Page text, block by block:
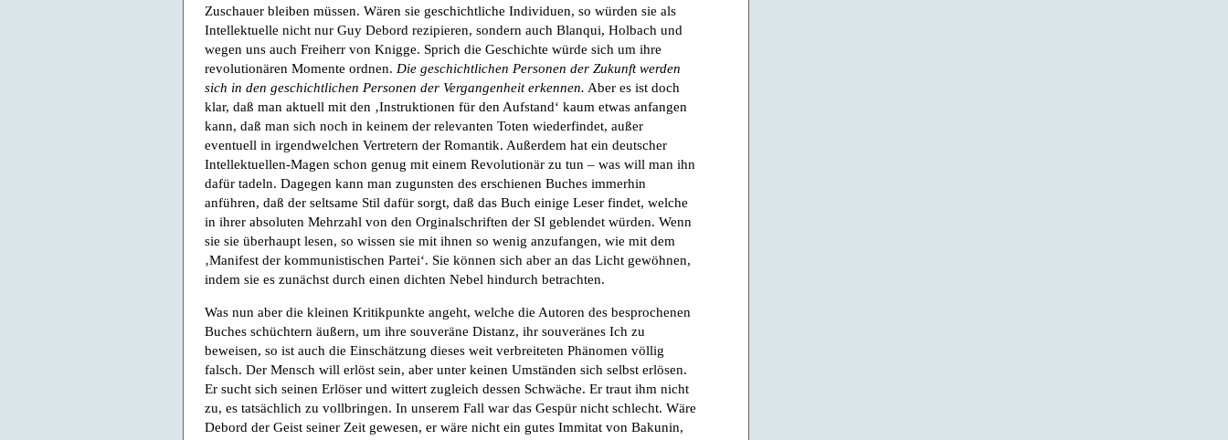
Zuschauer bleiben müssen. Wären sie geschichtliche Individuen, so würden sie als
Intellektuelle nicht nur Guy Debord rezipieren, sondern auch Blanqui, Holbach und
wegen uns auch Freiherr von Knigge. Sprich die Geschichte würde sich um ihre
revolutionären Momente ordnen. Die geschichtlichen Personen der Zukunft werden
sich in den geschichtlichen Personen der Vergangenheit erkennen. Aber es ist doch
klar, daß man aktuell mit den ‚Instruktionen für den Aufstand‘ kaum etwas anfangen
kann, daß man sich noch in keinem der relevanten Toten wiederfindet, außer
eventuell in irgendwelchen Vertretern der Romantik. Außerdem hat ein deutscher
Intellektuellen-Magen schon genug mit einem Revolutionär zu tun – was will man ihn
dafür tadeln. Dagegen kann man zugunsten des erschienen Buches immerhin
anführen, daß der seltsame Stil dafür sorgt, daß das Buch einige Leser findet, welche
in ihrer absoluten Mehrzahl von den Orginalschriften der SI geblendet würden. Wenn
sie sie überhaupt lesen, so wissen sie mit ihnen so wenig anzufangen, wie mit dem
‚Manifest der kommunistischen Partei‘. Sie können sich aber an das Licht gewöhnen,
indem sie es zunächst durch einen dichten Nebel hindurch betrachten.
Was nun aber die kleinen Kritikpunkte angeht, welche die Autoren des besprochenen
Buches schüchtern äußern, um ihre souveräne Distanz, ihr souveränes Ich zu
beweisen, so ist auch die Einschätzung dieses weit verbreiteten Phänomen völlig
falsch. Der Mensch will erlöst sein, aber unter keinen Umständen sich selbst erlösen.
Er sucht sich seinen Erlöser und wittert zugleich dessen Schwäche. Er traut ihm nicht
zu, es tatsächlich zu vollbringen. In unserem Fall war das Gespür nicht schlecht. Wäre
Debord der Geist seiner Zeit gewesen, er wäre nicht ein gutes Immitat von Bakunin,